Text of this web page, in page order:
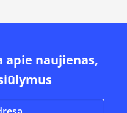
apie naujienas,